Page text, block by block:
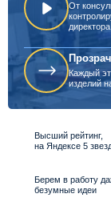
От
директора.
Каждый
изделий
Высший рейтинг,
на Яндексе 5
Берем в работу
безумные идеи